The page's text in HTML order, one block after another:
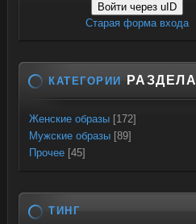
Войти через uID
Старая форма входа
КАТЕГОРИИ РАЗДЕЛА
Женские образы [172]
Мужские образы [89]
Прочее [45]
ТИНГ